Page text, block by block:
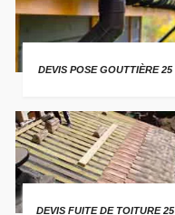
DEVIS POSE GOUTTIÈRE 25
DEVIS FUITE DE TOITURE 25